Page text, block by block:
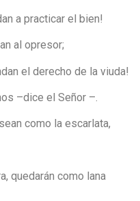
a practicar el bien!
al opresor;
el derecho de la viuda!
–dice el Señor –.
como la escarlata,
quedarán como lana